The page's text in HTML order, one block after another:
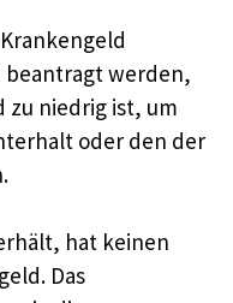
beantragt werden,
zu niedrig ist, um
oder den der
hat keinen
Das